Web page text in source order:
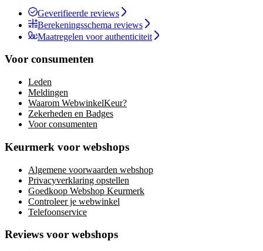
Geverifieerde reviews
Berekeningsschema reviews
Maatregelen voor authenticiteit
Voor consumenten
Leden
Meldingen
Waarom WebwinkelKeur?
Zekerheden en Badges
Voor consumenten
Keurmerk voor webshops
Algemene voorwaarden webshop
Privacyverklaring opstellen
Goedkoop Webshop Keurmerk
Controleer je webwinkel
Telefoonservice
Reviews voor webshops